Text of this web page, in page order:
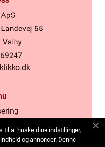
til at huske dine indstillinger,
og annoncer. Denne